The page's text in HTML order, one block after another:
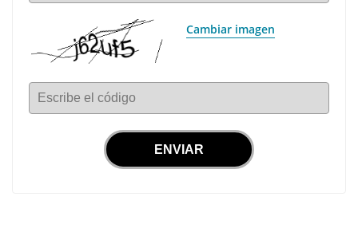
Cambiar imagen
Escribe el código